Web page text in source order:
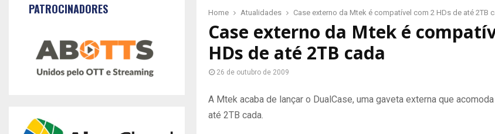
Home Atualidades Case externo da Mtek é compatível com 2 HDs de até 2TB
Case externo da Mtek é
HDs de até 2TB cada
26 de outubro de 2009
A Mtek acaba de lançar o DualCase, uma gaveta externa que
até 2TB cada.
PATROCINADORES